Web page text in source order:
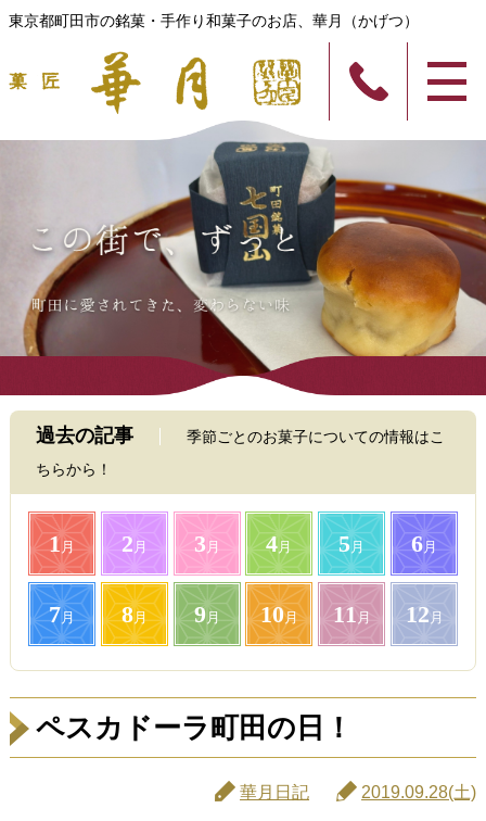
東京都町田市の銘菓・手作り和菓子のお店、華月（かげつ）
過去の記事
季節ごとのお菓子についての情報はこ
ちらから！
1月 2 月 3 月 4月 5月 6月
7月 8月 9月 10月 11 月 12 月
ペスカドーラ町田の日！
華月日記 2019.09.28(土)